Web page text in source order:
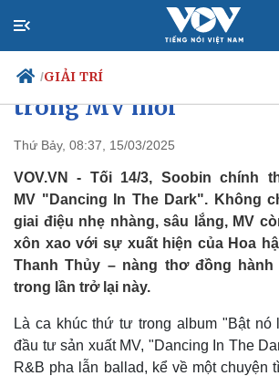
/GIẢI TRÍ
Chính trị
Đảng
Tổ chức nhân sự
Quốc hội
Nhận diện sự thật
Xã hội
Tin 24h
Dự báo
Giáo dục
Dấu ấn
Việc làm
Soobin gây sốt khi
cùng Hoa hậu Thanh
trong MV mới
Thứ Bảy, 08:37, 15/03/2025
VOV.VN - Tối 14/3, Soobin chính
MV "Dancing In The Dark". Không
giai điệu nhẹ nhàng, sâu lắng, MV
xôn xao với sự xuất hiện của Hoa
Thanh Thủy – nàng thơ đồng
trong lần trở lại này.
Là ca khúc thứ tư trong album "Bật nó
đầu tư sản xuất MV, "Dancing In The
R&B pha lẫn ballad, kể về một chuyện